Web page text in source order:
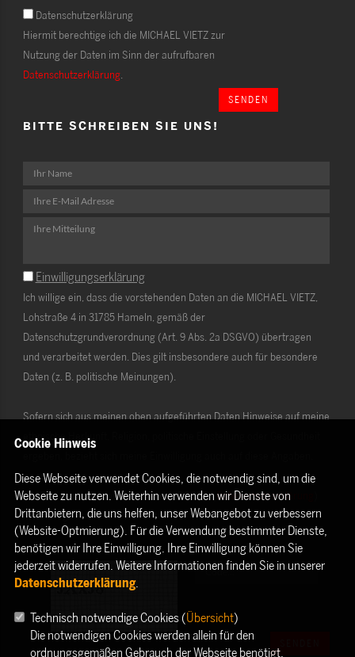
Datenschutzerklärung
Hiermit berechtige ich die MICHAEL VIETZ zur
Nutzung der Daten im Sinn der aufrufbaren
Datenschutzerklärung.
SENDEN
BITTE SCHREIBEN SIE UNS!
Einwilligungserklärung
Ich willige ein, dass die vorstehenden Daten an die MICHAEL VIETZ,
Lohstraße 4 in 31785 Hameln, gemäß der
Datenschutzgrundverordnung (Art. 9 Abs. 2a DSGVO) übertragen
und verarbeitet werden. Dies gilt insbesondere auch für besondere
Daten (z. B. politische Meinungen).
Sofern sich aus meinen oben aufgeführten Daten Hinweise auf meine
ethnische Herkunft, Religion, politische Einstellung oder Gesundheit
Die Rechte als Betroffener aus der DSGVO ( Datenschutzerklärung
habe ich gelesen und verstanden.
Cookie Hinweis
Diese Webseite verwendet Cookies, die notwendig sind, um die
Webseite zu nutzen. Weiterhin verwenden wir Dienste von
Drittanbietern, die uns helfen, unser Webangebot zu verbessern
(Website-Optmierung). Für die Verwendung bestimmter Dienste,
benötigen wir Ihre Einwilligung. Ihre Einwilligung können Sie
jederzeit widerrufen. Weitere Informationen finden Sie in unserer
Datenschutzerklärung.
Technisch notwendige Cookies (Übersicht)
Die notwendigen Cookies werden allein für den
ordnungsgemäßen Gebrauch der Webseite benötigt.